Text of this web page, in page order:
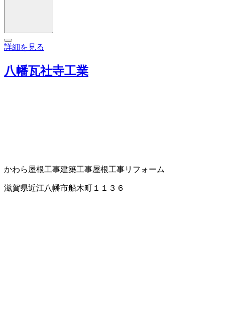
詳細を見る
八幡瓦社寺工業
かわら屋根工事建築工事屋根工事リフォーム
滋賀県近江八幡市船木町１１３６